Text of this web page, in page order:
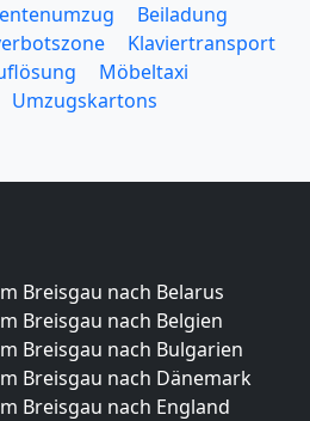
Beiladung
Klaviertransport
Möbeltaxi
Umzugskartons
Breisgau nach Belarus
Breisgau nach Belgien
Breisgau nach Bulgarien
Breisgau nach Dänemark
Breisgau nach England